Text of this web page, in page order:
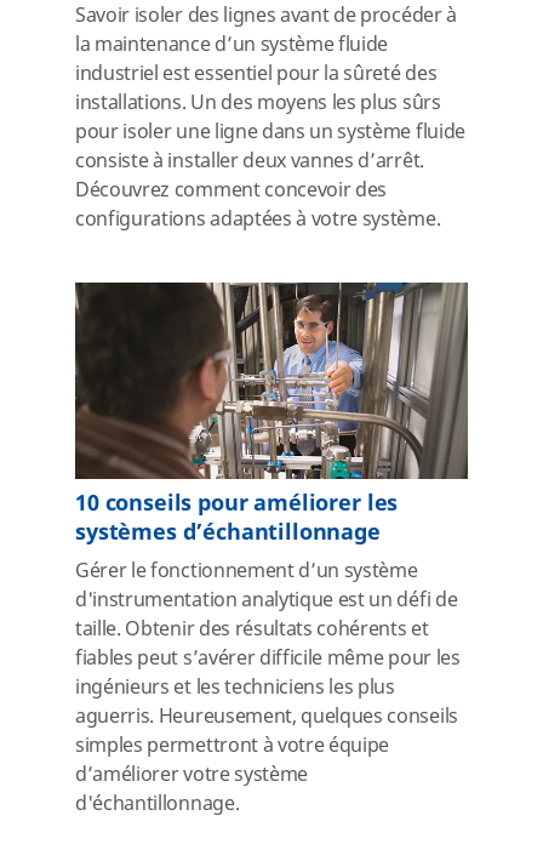
Savoir isoler des lignes avant de procéder à
la maintenance d’un système fluide
industriel est essentiel pour la sûreté des
installations. Un des moyens les plus sûrs
pour isoler une ligne dans un système fluide
consiste à installer deux vannes d’arrêt.
Découvrez comment concevoir des
configurations adaptées à votre système.
10 conseils pour améliorer les
systèmes d’échantillonnage
Gérer le fonctionnement d’un système
d'instrumentation analytique est un défi de
taille. Obtenir des résultats cohérents et
fiables peut s’avérer difficile même pour les
ingénieurs et les techniciens les plus
aguerris. Heureusement, quelques conseils
simples permettront à votre équipe
d’améliorer votre système
d'échantillonnage.